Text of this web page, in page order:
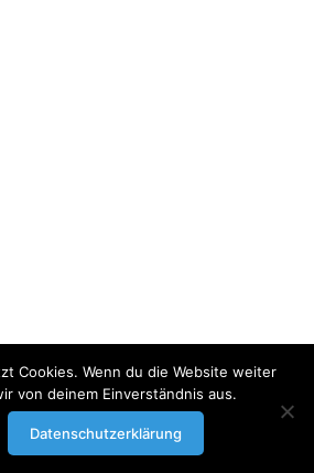
Impressum/Datenschutzerklaerung
Cookies. Wenn du die Website weiter
von deinem Einverständnis aus.
Datenschutzerklärung